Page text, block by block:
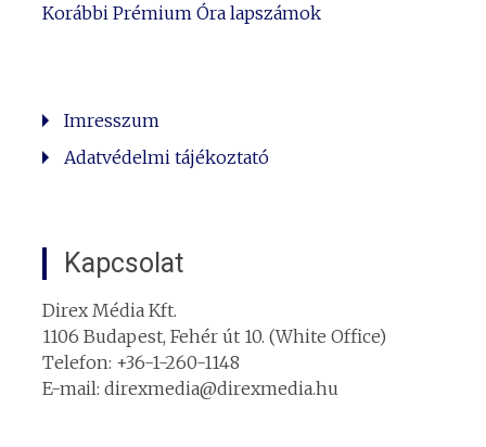
Korábbi Prémium Óra lapszámok
Imresszum
Adatvédelmi tájékoztató
Kapcsolat
Direx Média Kft.
1106 Budapest, Fehér út 10. (White Office)
Telefon: +36-1-260-1148
E-mail: direxmedia@direxmedia.hu